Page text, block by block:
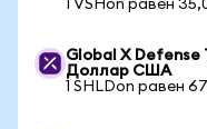
1 VSHon равен
Global X Defense
Доллар США
1 SHLDon равен